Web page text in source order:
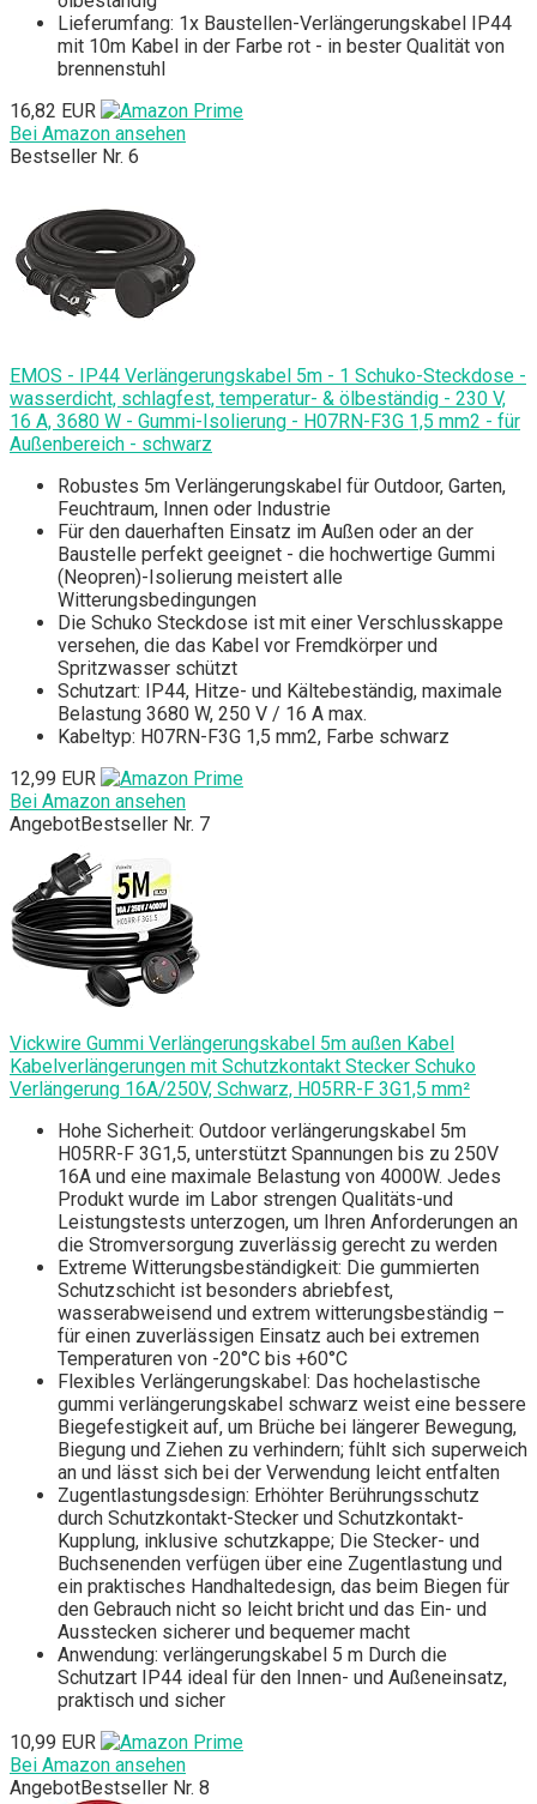
Lieferumfang: 1x Baustellen-Verlängerungskabel IP44
mit 10m Kabel in der Farbe rot - in bester Qualität von
brennenstuhl
16,82 EUR
Bei Amazon ansehen
Bestseller Nr. 6
EMOS - IP44 Verlängerungskabel 5m - 1 Schuko-Steckdose -
wasserdicht, schlagfest, temperatur- & ölbeständig - 230 V,
16 A, 3680 W - Gummi-Isolierung - H07RN-F3G 1,5 mm2 - für
Außenbereich - schwarz
Robustes 5m Verlängerungskabel für Outdoor, Garten,
Feuchtraum, Innen oder Industrie
Für den dauerhaften Einsatz im Außen oder an der
Baustelle perfekt geeignet - die hochwertige Gummi
(Neopren)-Isolierung meistert alle
Witterungsbedingungen
Die Schuko Steckdose ist mit einer Verschlusskappe
versehen, die das Kabel vor Fremdkörper und
Spritzwasser schützt
Schutzart: IP44, Hitze- und Kältebeständig, maximale
Belastung 3680 W, 250 V / 16 A max.
Kabeltyp: H07RN-F3G 1,5 mm2, Farbe schwarz
12,99 EUR
Bei Amazon ansehen
AngebotBestseller Nr. 7
Vickwire Gummi Verlängerungskabel 5m außen Kabel
Kabelverlängerungen mit Schutzkontakt Stecker Schuko
Verlängerung 16A/250V, Schwarz, H05RR-F 3G1,5 mm²
Hohe Sicherheit: Outdoor verlängerungskabel 5m
H05RR-F 3G1,5, unterstützt Spannungen bis zu 250V
16A und eine maximale Belastung von 4000W. Jedes
Produkt wurde im Labor strengen Qualitäts-und
Leistungstests unterzogen, um Ihren Anforderungen an
die Stromversorgung zuverlässig gerecht zu werden
Extreme Witterungsbeständigkeit: Die gummierten
Schutzschicht ist besonders abriebfest,
wasserabweisend und extrem witterungsbeständig –
für einen zuverlässigen Einsatz auch bei extremen
Temperaturen von -20°C bis +60°C
Flexibles Verlängerungskabel: Das hochelastische
gummi verlängerungskabel schwarz weist eine bessere
Biegefestigkeit auf, um Brüche bei längerer Bewegung,
Biegung und Ziehen zu verhindern; fühlt sich superweich
an und lässt sich bei der Verwendung leicht entfalten
Zugentlastungsdesign: Erhöhter Berührungsschutz
durch Schutzkontakt-Stecker und Schutzkontakt-
Kupplung, inklusive schutzkappe; Die Stecker- und
Buchsenenden verfügen über eine Zugentlastung und
ein praktisches Handhaltedesign, das beim Biegen für
den Gebrauch nicht so leicht bricht und das Ein- und
Ausstecken sicherer und bequemer macht
Anwendung: verlängerungskabel 5 m Durch die
Schutzart IP44 ideal für den Innen- und Außeneinsatz,
praktisch und sicher
10,99 EUR
Bei Amazon ansehen
AngebotBestseller Nr. 8